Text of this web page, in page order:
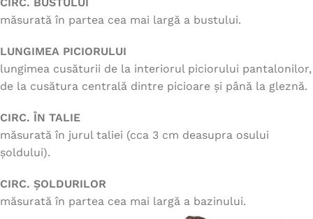
măsurată în partea cea mai largă a bustului.
LUNGIMEA PICIORULUI
lungimea cusăturii de la interiorul piciorului pantalonilor,
de la cusătura centrală dintre picioare și până la gleznă.
CIRC. ÎN TALIE
măsurată în jurul taliei (cca 3 cm deasupra osului
șoldului).
CIRC. ȘOLDURILOR
măsurată în partea cea mai largă a bazinului.